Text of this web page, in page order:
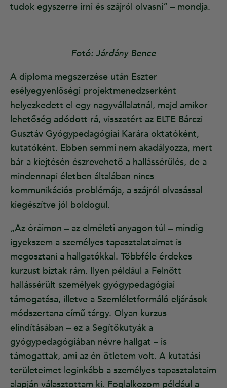
tudok egyszerre írni és szájról olvasni” – mondja.
Fotó: Járdány Bence
A diploma megszerzése után Eszter
esélyegyenlőségi projektmenedzserként
helyezkedett el egy nagyvállalatnál, majd amikor
lehetőség adódott rá, visszatért az ELTE Bárczi
Gusztáv Gyógypedagógiai Karára oktatóként,
kutatóként. Ebben semmi nem akadályozza, mert
bár a kiejtésén észrevehető a hallássérülés, de a
mindennapi életben általában nincs
kommunikációs problémája, a szájról olvasással
kiegészítve jól boldogul.
„Az óráimon – az elméleti anyagon túl – mindig
igyekszem a személyes tapasztalataimat is
megosztani a hallgatókkal. Többféle érdekes
kurzust bíztak rám. Ilyen például a Felnőtt
hallássérült személyek gyógypedagógiai
támogatása, illetve a Szemléletformáló eljárások
módszertana című tárgy. Olyan kurzus
elindításában – ez a Segítőkutyák a
gyógypedagógiában névre hallgat – is
támogattak, ami az én ötletem volt. A kutatási
területeimet leginkább a személyes tapasztalataim
alapján választottam ki. Foglalkozom például a